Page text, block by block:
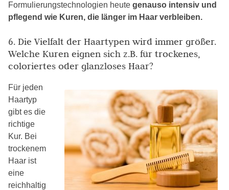
Formulierungstechnologien heute genauso intensiv und
pflegend wie Kuren, die länger im Haar verbleiben.
6. Die Vielfalt der Haartypen wird immer größer.
Welche Kuren eignen sich z.B. für trockenes,
coloriertes oder glanzloses Haar?
Für jeden
Haartyp
gibt es die
richtige
Kur. Bei
trockenem
Haar ist
eine
reichhaltig